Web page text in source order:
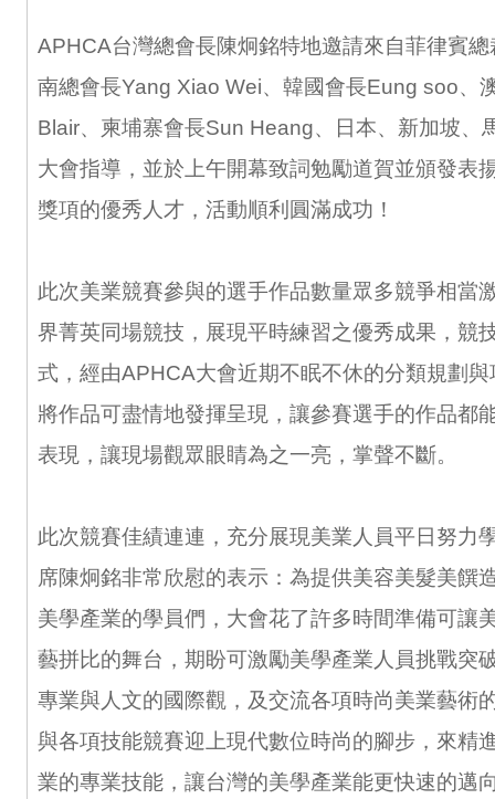
APHCA台灣總會長陳炯銘特地邀請來自菲律賓
南總會長Yang Xiao Wei、韓國會長Eung soo、
Blair、柬埔寨會長Sun Heang、日本、新加坡、
大會指導，並於上午開幕致詞勉勵道賀並頒發表
獎項的優秀人才，活動順利圓滿成功！
此次美業競賽參與的選手作品數量眾多競爭相當
界菁英同場競技，展現平時練習之優秀成果，競
式，經由APHCA大會近期不眠不休的分類規劃
將作品可盡情地發揮呈現，讓參賽選手的作品都
表現，讓現場觀眾眼睛為之一亮，掌聲不斷。
此次競賽佳績連連，充分展現美業人員平日努力
席陳炯銘非常欣慰的表示：為提供美容美髮美饌
美學產業的學員們，大會花了許多時間準備可讓
藝拼比的舞台，期盼可激勵美學產業人員挑戰突
專業與人文的國際觀，及交流各項時尚美業藝術
與各項技能競賽迎上現代數位時尚的腳步，來精
業的專業技能，讓台灣的美學產業能更快速的邁